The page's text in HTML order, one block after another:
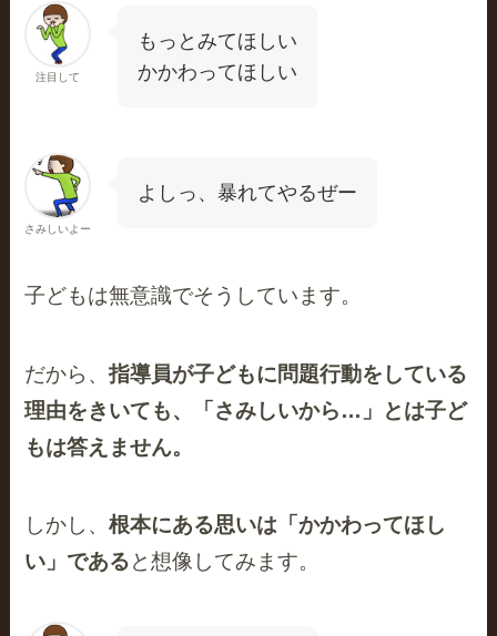
注目して
もっとみてほしい
かかわってほしい
さみしいよー
よしっ、暴れてやるぜー
子どもは無意識でそうしています。
だから、指導員が子どもに問題行動をしている
理由をきいても、「さみしいから…」とは子ど
もは答えません。
しかし、根本にある思いは「かかわってほし
い」であると想像してみます。